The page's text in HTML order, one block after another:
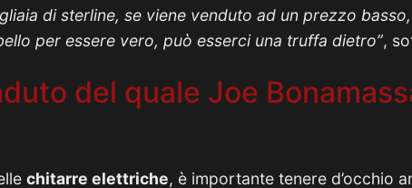
di sterline, se viene venduto ad un prezzo basso,
per essere vero, può esserci una truffa dietro”,
del quale Joe
chitarre elettriche, è importante tenere d’occhio